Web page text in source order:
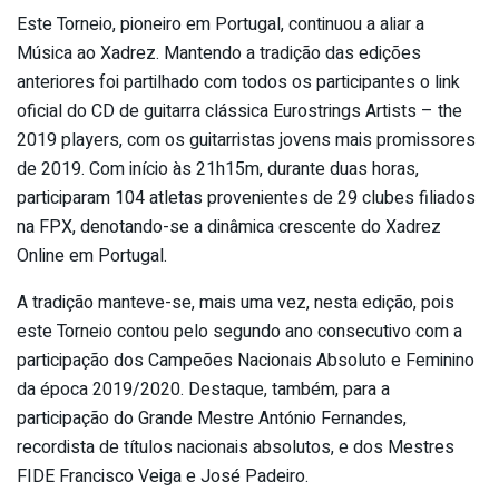
Este Torneio, pioneiro em Portugal, continuou a aliar a
Música ao Xadrez. Mantendo a tradição das edições
anteriores foi partilhado com todos os participantes o link
oficial do CD de guitarra clássica Eurostrings Artists – the
2019 players, com os guitarristas jovens mais promissores
de 2019. Com início às 21h15m, durante duas horas,
participaram 104 atletas provenientes de 29 clubes filiados
na FPX, denotando-se a dinâmica crescente do Xadrez
Online em Portugal.
A tradição manteve-se, mais uma vez, nesta edição, pois
este Torneio contou pelo segundo ano consecutivo com a
participação dos Campeões Nacionais Absoluto e Feminino
da época 2019/2020. Destaque, também, para a
participação do Grande Mestre António Fernandes,
recordista de títulos nacionais absolutos, e dos Mestres
FIDE Francisco Veiga e José Padeiro.